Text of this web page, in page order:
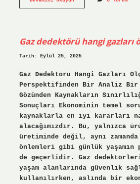
Gaz dedektörü hangi gazları
Tarih: Eylül 25, 2025
Gaz Dedektörü Hangi Gazları
Perspektifinden Bir Analiz Bir
Gözünden Kaynakların
Sonuçları Ekonominin temel
kaynaklarla en iyi kararları
alacağımızdır. Bu, yalnızca
üretiminde değil, aynı
önlemleri gibi günlük yaşamın
de geçerlidir. Gaz
yaşam alanlarında güvenlik
kullanılırken, aslında bir